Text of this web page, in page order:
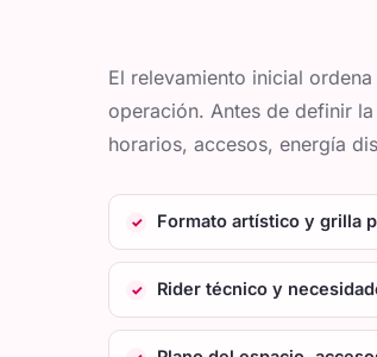
El relevamiento inicial
operación. Antes de definir
horarios, accesos, energía
Formato artístico y grilla
Rider técnico y